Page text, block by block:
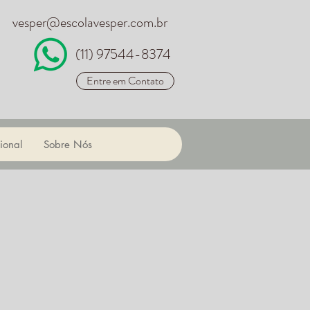
vesper@escolavesper.com.br
(11) 97544-8374
Entre em Contato
Sobre Nós